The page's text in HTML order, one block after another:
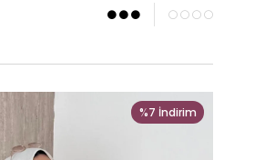
%7 İndirim